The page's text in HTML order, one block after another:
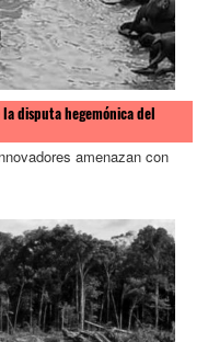
disputa hegemónica del
amenazan con